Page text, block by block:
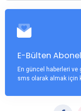
E-Bülten
En güncel haberleri ve
sms olarak almak için